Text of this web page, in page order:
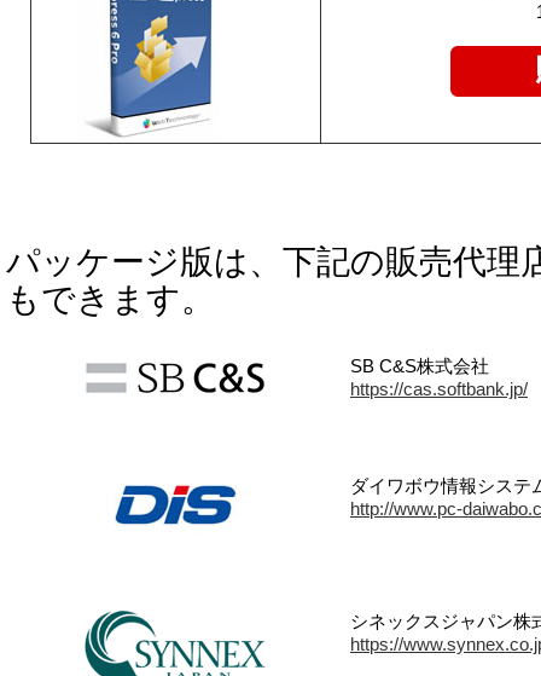
パッケージ版は、下記の販売代理
もできます。
SB C&S株式会社
https://cas.softbank.jp/
ダイワボウ情報システ
http://www.pc-
シネックスジャパン株
https://